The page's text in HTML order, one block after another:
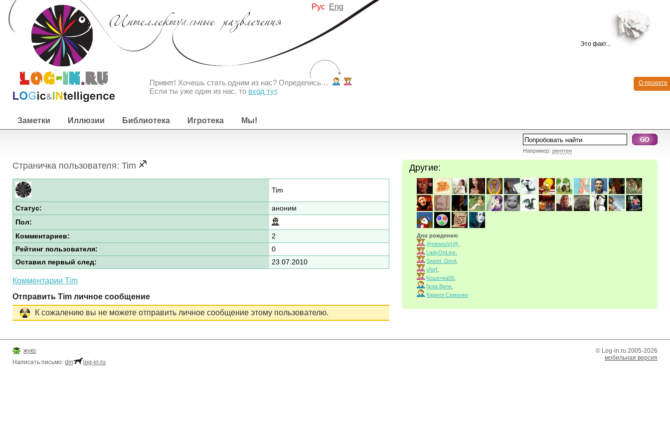
Рус Eng
О проекте
Привет! Хочешь стать одним из нас? Определись…
Если ты уже один из нас, то вход тут.
Это факт...
Например: рентген
Заметки Иллюзии Библиотека Игротека Мы!
Страничка пользователя: Tim
Tim
Статус:
аноним
Пол:
Комментариев:
2
Рейтинг пользователя:
0
Оставил первый след:
23.07.2010
Комментарии Tim
Отправить Tim личное сообщение
К сожалению вы не можете отправить личное сообщение этому пользователю.
Другие:
Дни рождения:
@nimesh|{@
LadyOnLine
Sweet_Devil
xfqrf
Кошечка08
Nota Bene
Кирилл Семенко
© Log-in.ru 2005-2026
мобильная версия
жукs
Написать письмо: dm log-in.ru